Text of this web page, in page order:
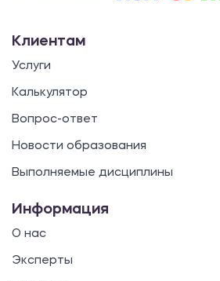
Клиентам
Услуги
Калькулятор
Вопрос-ответ
Новости образования
Выполняемые дисциплины
Информация
О нас
Эксперты